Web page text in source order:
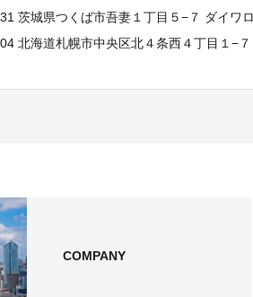
茨城県つくば市吾妻１丁目５−７ ダイワ
北海道札幌市中央区北４条西４丁目１−
COMPANY